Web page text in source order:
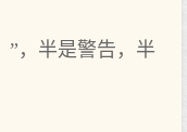
”，半是警告，半